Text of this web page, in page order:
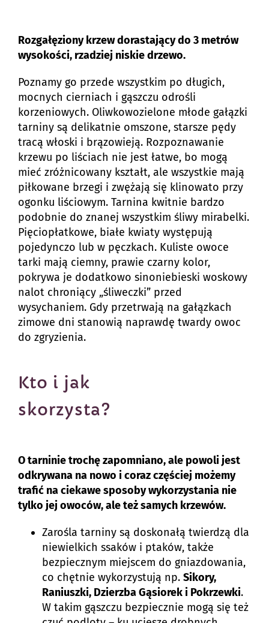
Rozgałęziony krzew dorastający do 3 metrów
wysokości, rzadziej niskie drzewo.
Poznamy go przede wszystkim po długich,
mocnych cierniach i gąszczu odrośli
korzeniowych. Oliwkowozielone młode gałązki
tarniny są delikatnie omszone, starsze pędy
tracą włoski i brązowieją. Rozpoznawanie
krzewu po liściach nie jest łatwe, bo mogą
mieć zróżnicowany kształt, ale wszystkie mają
piłkowane brzegi i zwężają się klinowato przy
ogonku liściowym. Tarnina kwitnie bardzo
podobnie do znanej wszystkim śliwy mirabelki.
Pięciopłatkowe, białe kwiaty występują
pojedynczo lub w pęczkach. Kuliste owoce
tarki mają ciemny, prawie czarny kolor,
pokrywa je dodatkowo sinoniebieski woskowy
nalot chroniący „śliweczki” przed
wysychaniem. Gdy przetrwają na gałązkach
zimowe dni stanowią naprawdę twardy owoc
do zgryzienia.
Kto i jak
skorzysta?
O tarninie trochę zapomniano, ale powoli jest
odkrywana na nowo i coraz częściej możemy
trafić na ciekawe sposoby wykorzystania nie
tylko jej owoców, ale też samych krzewów.
Zarośla tarniny są doskonałą twierdzą dla
niewielkich ssaków i ptaków, także
bezpiecznym miejscem do gniazdowania,
co chętnie wykorzystują np. Sikory,
Raniuszki, Dzierzba Gąsiorek i Pokrzewki.
W takim gąszczu bezpiecznie mogą się też